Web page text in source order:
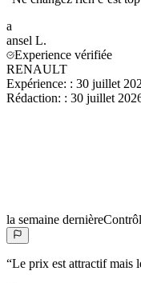
a
ansel L.
Experience vérifiée
RENAULT
Expérience: : 30 juillet
Rédaction: : 30 juillet
la semaine dernière
“Le prix est attractif mais